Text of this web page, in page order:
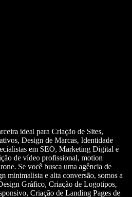
ideal para Criação de Sites,
Design de Marcas, Identidade
em SEO, Marketing Digital e
de vídeo profissional, motion
Se você busca uma agência de
minimalista e alta conversão, somos a
Gráfico, Criação de Logotipos,
Criação de Landing Pages de